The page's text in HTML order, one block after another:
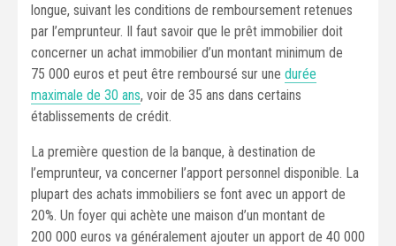
longue, suivant les conditions de remboursement retenues
par l’emprunteur. Il faut savoir que le prêt immobilier doit
concerner un achat immobilier d’un montant minimum de
75 000 euros et peut être remboursé sur une durée
maximale de 30 ans, voir de 35 ans dans certains
établissements de crédit.
La première question de la banque, à destination de
l’emprunteur, va concerner l’apport personnel disponible. La
plupart des achats immobiliers se font avec un apport de
20%. Un foyer qui achète une maison d’un montant de
200 000 euros va généralement ajouter un apport de 40 000